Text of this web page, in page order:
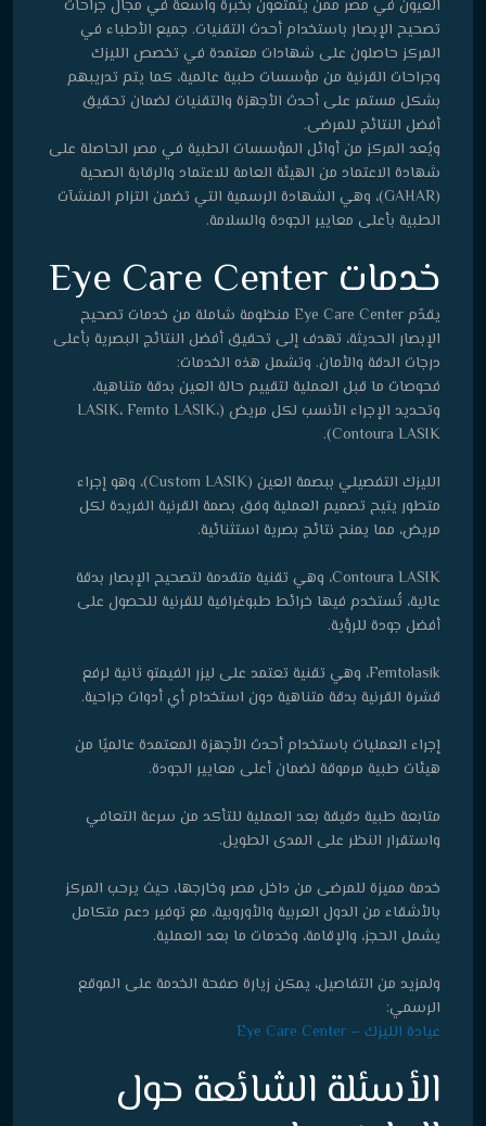
العيون في مصر ممن يتمتعون بخبرة واسعة في مجال جراحات
تصحيح الإبصار باستخدام أحدث التقنيات. جميع الأطباء في
المركز حاصلون على شهادات معتمدة في تخصص الليزك
وجراحات القرنية من مؤسسات طبية عالمية، كما يتم تدريبهم
بشكل مستمر على أحدث الأجهزة والتقنيات لضمان تحقيق
أفضل النتائج للمرضى.
ويُعد المركز من أوائل المؤسسات الطبية في مصر الحاصلة على
شهادة الاعتماد من الهيئة العامة للاعتماد والرقابة الصحية
(GAHAR)، وهي الشهادة الرسمية التي تضمن التزام المنشآت
الطبية بأعلى معايير الجودة والسلامة.
خدمات Eye Care Center
يقدّم Eye Care Center منظومة شاملة من خدمات تصحيح
الإبصار الحديثة، تهدف إلى تحقيق أفضل النتائج البصرية بأعلى
درجات الدقة والأمان. وتشمل هذه الخدمات:
فحوصات ما قبل العملية لتقييم حالة العين بدقة متناهية،
وتحديد الإجراء الأنسب لكل مريض (LASIK، Femto LASIK،
Contoura LASIK).
الليزك التفصيلي ببصمة العين (Custom LASIK)، وهو إجراء
متطور يتيح تصميم العملية وفق بصمة القرنية الفريدة لكل
مريض، مما يمنح نتائج بصرية استثنائية.
Contoura LASIK، وهي تقنية متقدمة لتصحيح الإبصار بدقة
عالية، تُستخدم فيها خرائط طبوغرافية للقرنية للحصول على
أفضل جودة للرؤية.
Femtolasik، وهي تقنية تعتمد على ليزر الفيمتو ثانية لرفع
قشرة القرنية بدقة متناهية دون استخدام أي أدوات جراحية.
إجراء العمليات باستخدام أحدث الأجهزة المعتمدة عالميًا من
هيئات طبية مرموقة لضمان أعلى معايير الجودة.
متابعة طبية دقيقة بعد العملية للتأكد من سرعة التعافي
واستقرار النظر على المدى الطويل.
خدمة مميزة للمرضى من داخل مصر وخارجها، حيث يرحب المركز
بالأشقاء من الدول العربية والأوروبية، مع توفير دعم متكامل
يشمل الحجز، والإقامة، وخدمات ما بعد العملية.
ولمزيد من التفاصيل، يمكن زيارة صفحة الخدمة على الموقع
الرسمي:
عيادة الليزك – Eye Care Center
الأسئلة الشائعة حول